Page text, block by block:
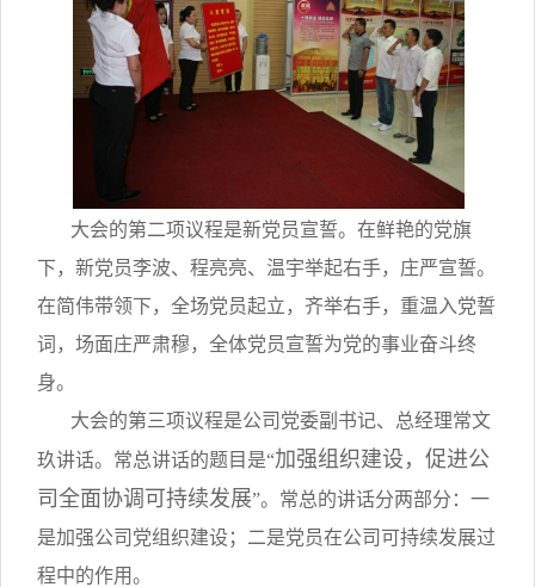
大会的第二项议程是新党员宣誓。在鲜艳的党旗
下，新党员李波、程亮亮、温宇举起右手，庄严宣誓。
在简伟带领下，全场党员起立，齐举右手，重温入党誓
词，场面庄严肃穆，全体党员宣誓为党的事业奋斗终
身。
大会的第三项议程是公司党委副书记、总经理常文
玖讲话。常总讲话的题目是“加强组织建设，促进公
司全面协调可持续发展”。常总的讲话分两部分：一
是加强公司党组织建设；二是党员在公司可持续发展过
程中的作用。